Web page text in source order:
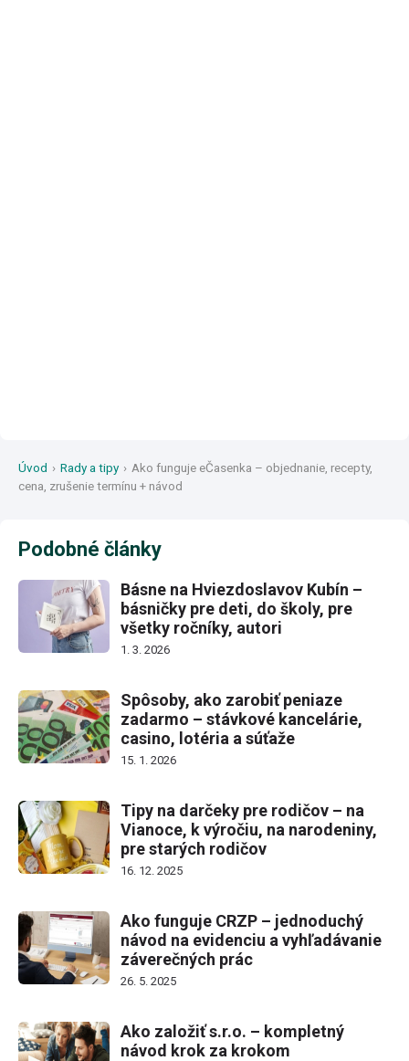
Úvod › Rady a tipy › Ako funguje eČasenka – objednanie, recepty,
cena, zrušenie termínu + návod
Podobné články
Básne na Hviezdoslavov Kubín –
básničky pre deti, do školy, pre
všetky ročníky, autori
1. 3. 2026
Spôsoby, ako zarobiť peniaze
zadarmo – stávkové kancelárie,
casino, lotéria a súťaže
15. 1. 2026
Tipy na darčeky pre rodičov – na
Vianoce, k výročiu, na narodeniny,
pre starých rodičov
16. 12. 2025
Ako funguje CRZP – jednoduchý
návod na evidenciu a vyhľadávanie
záverečných prác
26. 5. 2025
Ako založiť s.r.o. – kompletný
návod krok za krokom